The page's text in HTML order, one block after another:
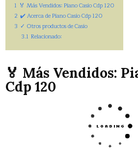
1 🏅 Más Vendidos: Piano Casio Cdp 120
2 ✔️ Acerca de Piano Casio Cdp 120
3 ✓ Otros productos de Casio
3.1 Relacionado:
🏅 Más Vendidos:
Cdp 120